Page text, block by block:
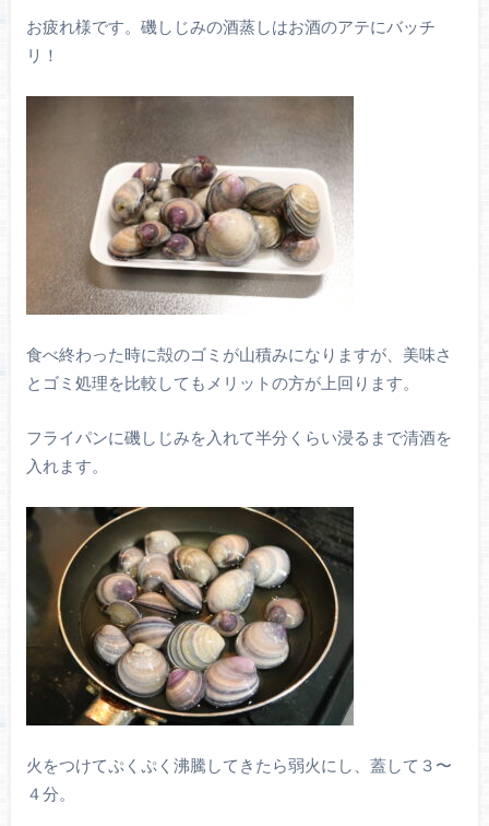
お疲れ様です。磯しじみの酒蒸しはお酒のアテにバッチ
リ！
食べ終わった時に殻のゴミが山積みになりますが、美味さ
とゴミ処理を比較してもメリットの方が上回ります。
フライパンに磯しじみを入れて半分くらい浸るまで清酒を
入れます。
火をつけてぷくぷく沸騰してきたら弱火にし、蓋して３〜
４分。